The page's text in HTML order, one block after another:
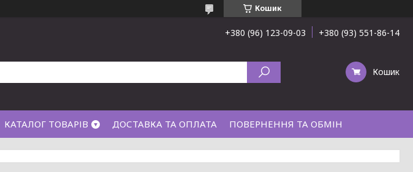
Кошик
+380 (96) 123-09-03 +380 (93) 551-86-14
Кошик
КАТАЛОГ ТОВАРІВ ДОСТАВКА ТА ОПЛАТА ПОВЕРНЕННЯ ТА ОБМІН